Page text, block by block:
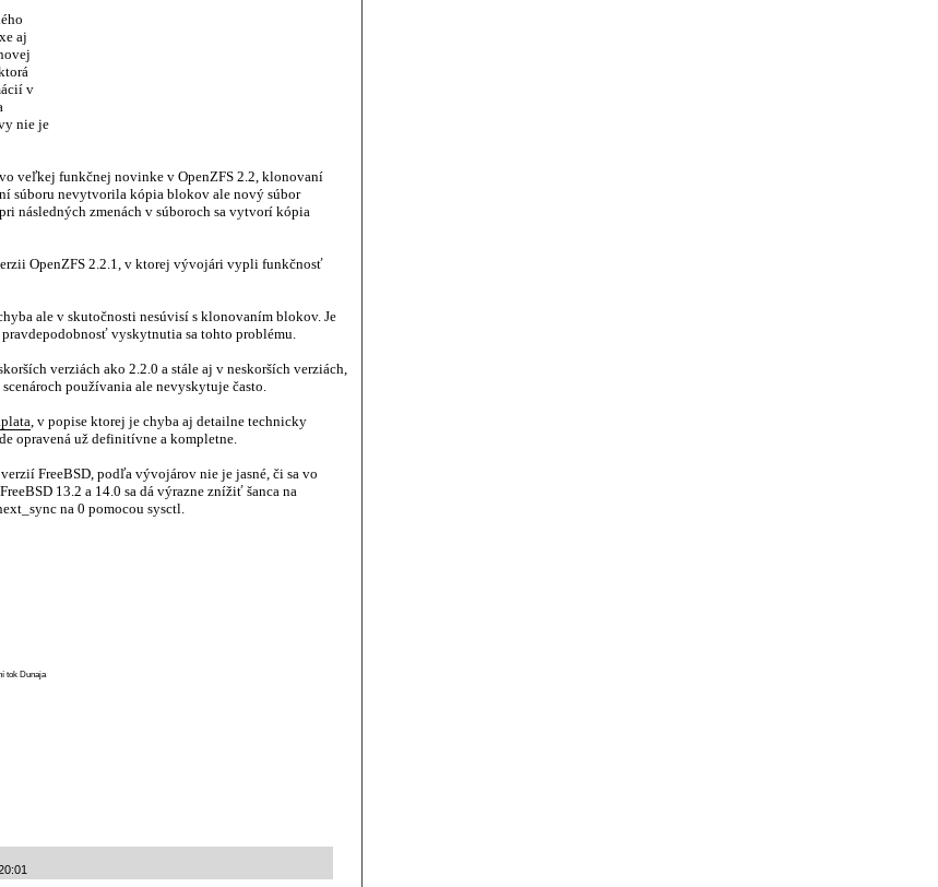
aj
v
nie je
veľkej funkčnej novinke v OpenZFS 2.2, klonovaní
súboru nevytvorila kópia blokov ale nový súbor
následných zmenách v súboroch sa vytvorí kópia
OpenZFS 2.2.1, v ktorej vývojári vypli funkčnosť
ale v skutočnosti nesúvisí s klonovaním blokov. Je
vyskytnutia sa tohto problému.
verziách ako 2.2.0 a stále aj v neskorších verziách,
používania ale nevyskytuje často.
, v popise ktorej je chyba aj detailne technicky
opravená už definitívne a kompletne.
FreeBSD, podľa vývojárov nie je jasné, či sa vo
13.2 a 14.0 sa dá výrazne znížiť šanca na
na 0 pomocou sysctl.
tok Dunaja